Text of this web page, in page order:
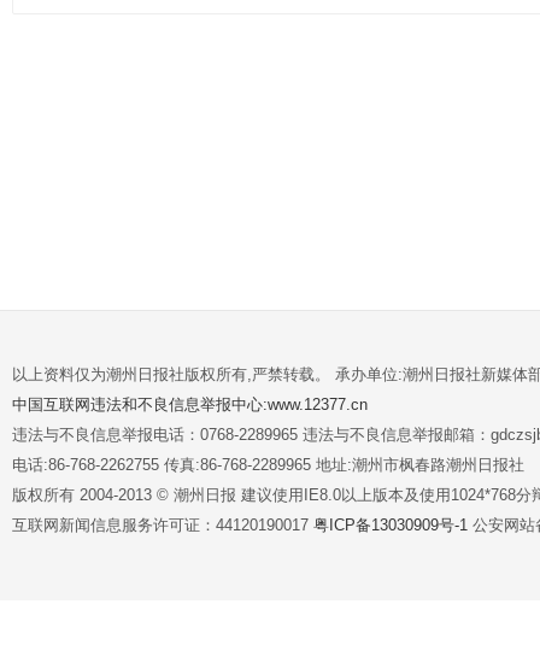
以上资料仅为潮州日报社版权所有,严禁转载。 承办单位:潮州日报社新媒体
中国互联网违法和不良信息举报中心:www.12377.cn
违法与不良信息举报电话：0768-2289965 违法与不良信息举报邮箱：
电话:86-768-2262755 传真:86-768-2289965 地址:潮州市枫春路潮州日报社
版权所有 2004-2013 © 潮州日报 建议使用IE8.0以上版本及使用1024*768分
互联网新闻信息服务许可证：44120190017 粤ICP备13030909号-1 公安网站